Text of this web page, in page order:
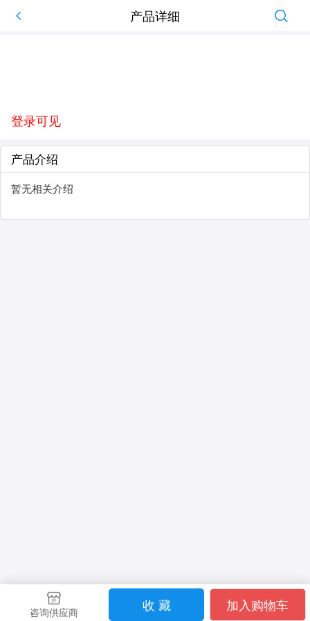
产品详细
登录可见
产品介绍
暂无相关介绍
咨询供应商 收 藏 加入购物车